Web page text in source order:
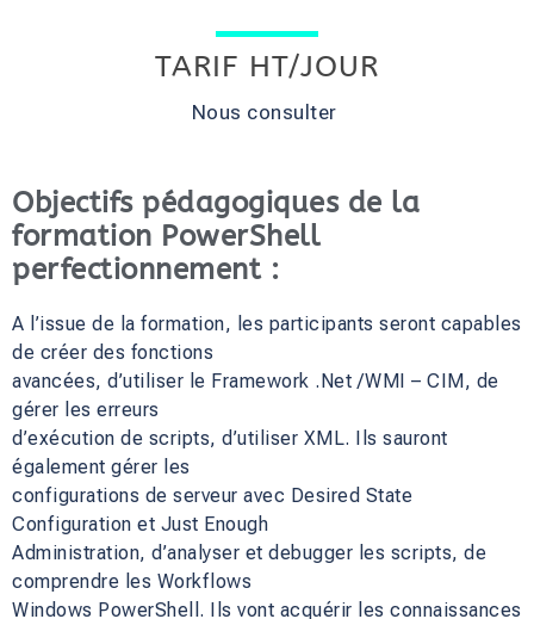
TARIF HT/JOUR
Nous consulter
Objectifs pédagogiques de la
formation PowerShell
perfectionnement :
A l’issue de la formation, les participants seront capables
de créer des fonctions
avancées, d’utiliser le Framework .Net /WMI – CIM, de
gérer les erreurs
d’exécution de scripts, d’utiliser XML. Ils sauront
également gérer les
configurations de serveur avec Desired State
Configuration et Just Enough
Administration, d’analyser et debugger les scripts, de
comprendre les Workflows
Windows PowerShell. Ils vont acquérir les connaissances